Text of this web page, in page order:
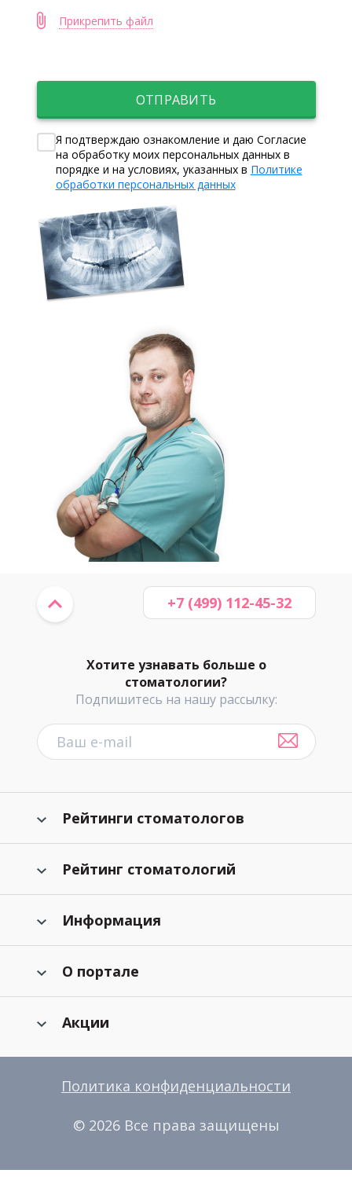
Прикрепить файл
ОТПРАВИТЬ
Я подтверждаю ознакомление и даю Согласие
на обработку моих персональных данных в
порядке и на условиях, указанных в Политике
обработки персональных данных
Хотите узнавать больше о
стоматологии?
Подпишитесь на нашу рассылку:
+7 (499) 112-45-32
Рейтинги стоматологов
Рейтинг стоматологий
Информация
О портале
Акции
Политика конфиденциальности
© 2026 Все права защищены